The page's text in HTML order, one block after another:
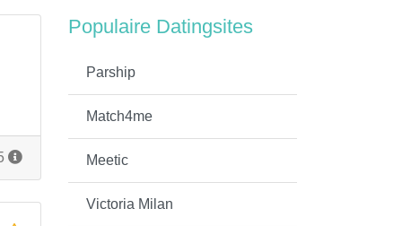
Populaire Datingsites
Parship
Match4me
Meetic
Victoria Milan